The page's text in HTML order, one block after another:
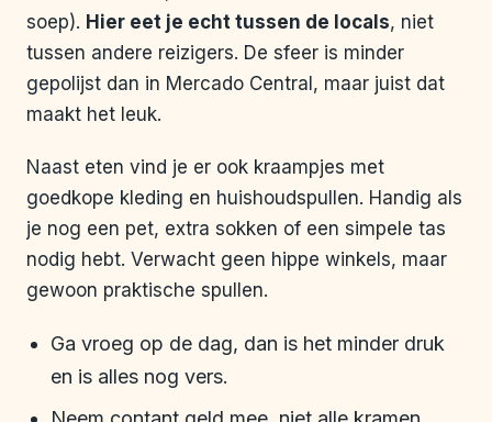
soep). Hier eet je echt tussen de locals, niet
tussen andere reizigers. De sfeer is minder
gepolijst dan in Mercado Central, maar juist dat
maakt het leuk.
Naast eten vind je er ook kraampjes met
goedkope kleding en huishoudspullen. Handig als
je nog een pet, extra sokken of een simpele tas
nodig hebt. Verwacht geen hippe winkels, maar
gewoon praktische spullen.
Ga vroeg op de dag, dan is het minder druk
en is alles nog vers.